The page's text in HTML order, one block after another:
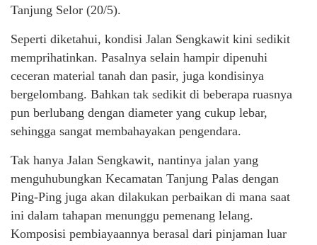
Tanjung Selor (20/5).
Seperti diketahui, kondisi Jalan Sengkawit kini sedikit
memprihatinkan. Pasalnya selain hampir dipenuhi
ceceran material tanah dan pasir, juga kondisinya
bergelombang. Bahkan tak sedikit di beberapa ruasnya
pun berlubang dengan diameter yang cukup lebar,
sehingga sangat membahayakan pengendara.
Tak hanya Jalan Sengkawit, nantinya jalan yang
menguhubungkan Kecamatan Tanjung Palas dengan
Ping-Ping juga akan dilakukan perbaikan di mana saat
ini dalam tahapan menunggu pemenang lelang.
Komposisi pembiayaannya berasal dari pinjaman luar